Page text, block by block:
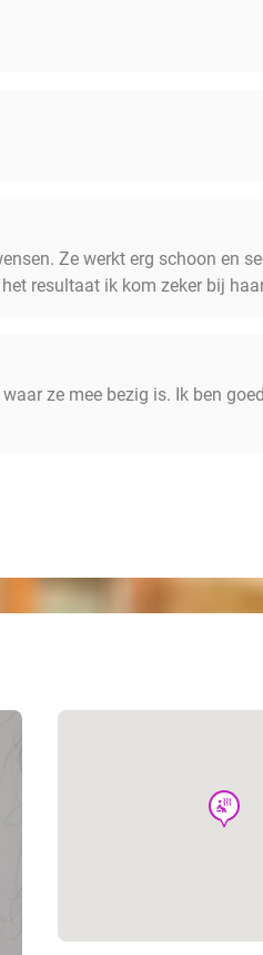
Ze werkt erg schoon en
resultaat ik kom zeker bij
ze mee bezig is. Ik ben
wellness